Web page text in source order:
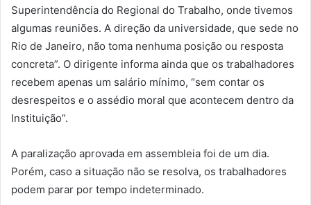
Superintendência do Regional do Trabalho, onde tivemos
algumas reuniões. A direção da universidade, que sede no
Rio de Janeiro, não toma nenhuma posição ou resposta
concreta”. O dirigente informa ainda que os trabalhadores
recebem apenas um salário mínimo, “sem contar os
desrespeitos e o assédio moral que acontecem dentro da
Instituição”.
A paralização aprovada em assembleia foi de um dia.
Porém, caso a situação não se resolva, os trabalhadores
podem parar por tempo indeterminado.